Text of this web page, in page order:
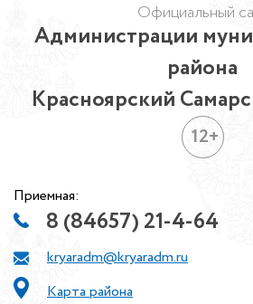
Официальный
Администрации
района
Красноярский
12+
Приемная:
8 (84657) 21-4-64
kryaradm@kryaradm.ru
Карта района